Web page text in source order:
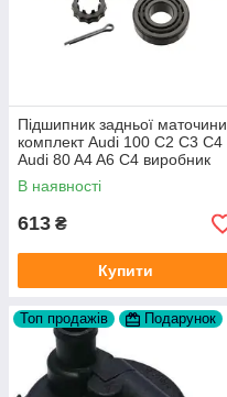
Підшипник задньої маточини
комплект Audi 100 C2 C3 C4
Audi 80 A4 A6 C4 виробник
FAG
В наявності
613 ₴
Купити
Топ продажів Подарунок